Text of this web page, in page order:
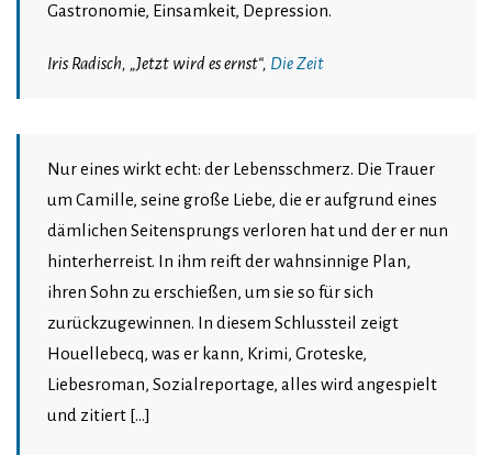
Gastronomie, Einsamkeit, Depression.
Iris Radisch, „Jetzt wird es ernst“, Die Zeit
Nur eines wirkt echt: der Lebensschmerz. Die Trauer
um Camille, seine große Liebe, die er aufgrund eines
dämlichen Seitensprungs verloren hat und der er nun
hinterherreist. In ihm reift der wahnsinnige Plan,
ihren Sohn zu erschießen, um sie so für sich
zurückzugewinnen. In diesem Schlussteil zeigt
Houellebecq, was er kann, Krimi, Groteske,
Liebesroman, Sozialreportage, alles wird angespielt
und zitiert […]